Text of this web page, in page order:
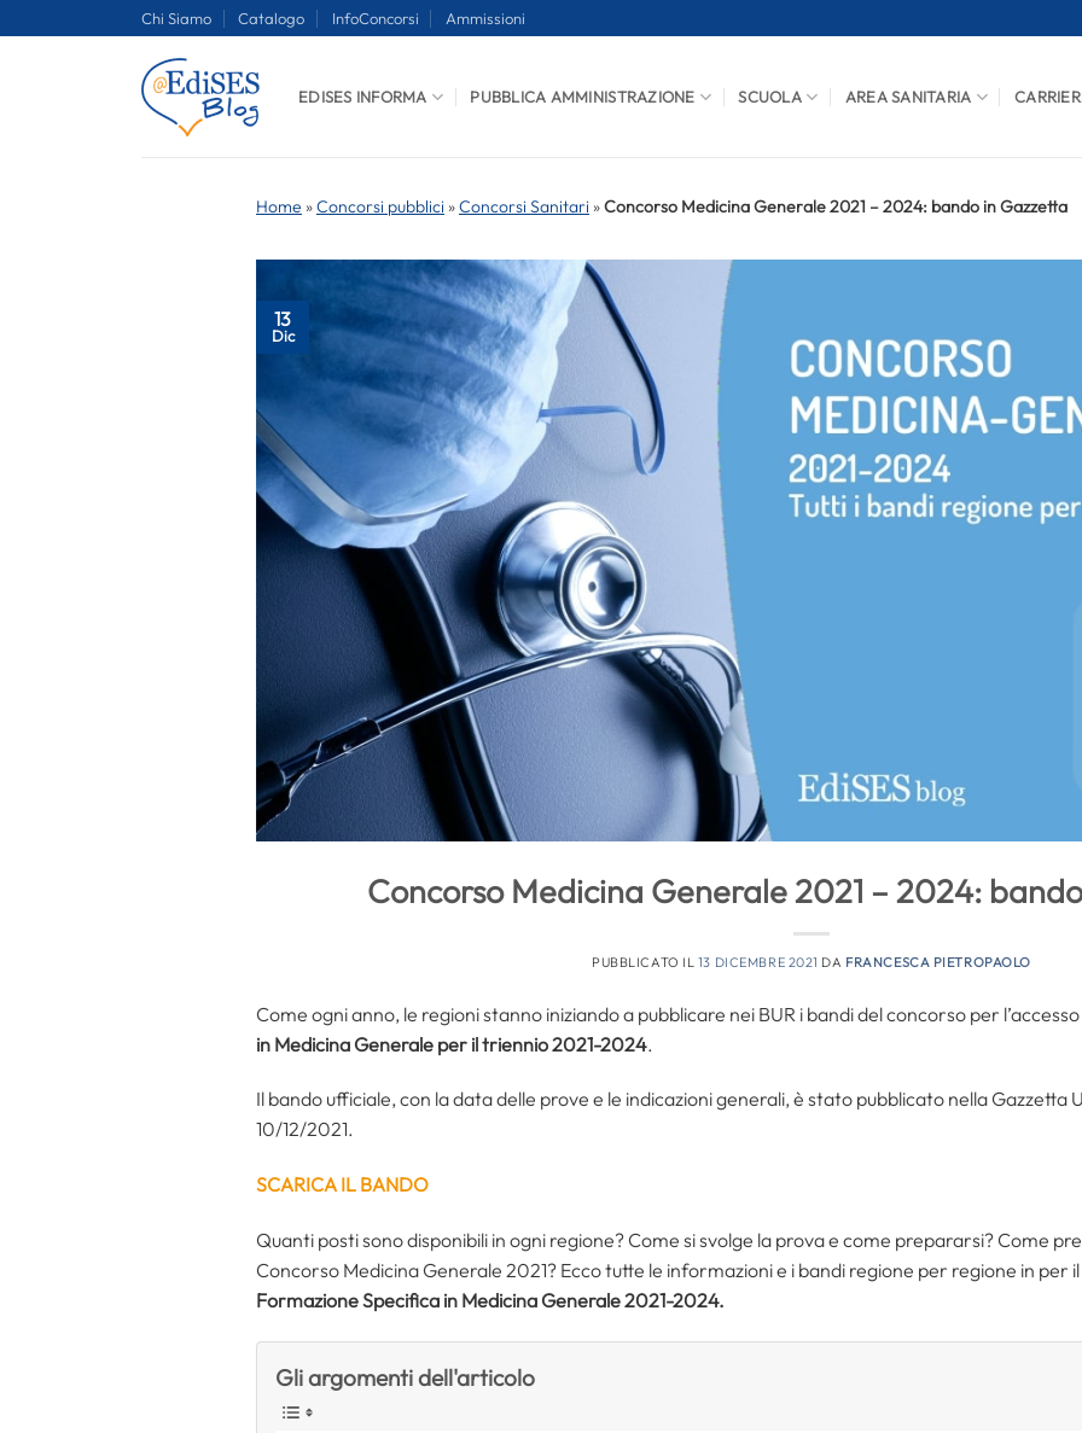
Chi Siamo Catalogo InfoConcorsi Ammissioni
EDISES INFORMA PUBBLICA AMMINISTRAZIONE SCUOLA AREA SANITARIA
Home »Concorsi pubblici »Concorsi Sanitari »Concorso Medicina Generale 2021 – 2024: bando in Gazzetta
13
Dic
Concorso Medicina Generale 2021 – 2024:
PUBBLICATO IL 13 DICEMBRE 2021 DA FRANCESCA PIETROPAOLO
Come ogni anno, le regioni stanno iniziando a pubblicare nei BUR i bandi del concorso per
in Medicina Generale per il triennio 2021-2024.
Il bando ufficiale, con la data delle prove e le indicazioni generali, è stato pubblicato nella Gazzetta
10/12/2021.
SCARICA IL BANDO
Quanti posti sono disponibili in ogni regione? Come si svolge la prova e come prepararsi? Come
Concorso Medicina Generale 2021? Ecco tutte le informazioni e i bandi regione per regione in per il
Formazione Specifica in Medicina Generale 2021-2024.
Gli argomenti dell'articolo